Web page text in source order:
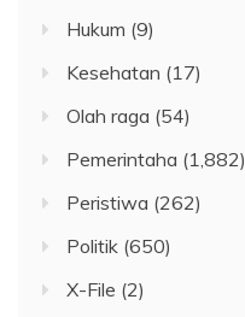
Hukum (9)
Kesehatan (17)
Olah raga (54)
Pemerintaha (1,882)
Peristiwa (262)
Politik (650)
X-File (2)